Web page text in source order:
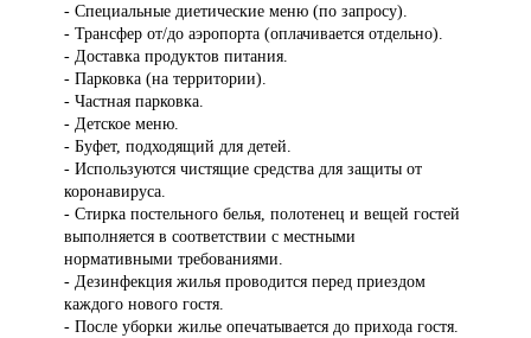
- Специальные диетические меню (по запросу).
- Трансфер от/до аэропорта (оплачивается отдельно).
- Доставка продуктов питания.
- Парковка (на территории).
- Частная парковка.
- Детское меню.
- Буфет, подходящий для детей.
- Используются чистящие средства для защиты от
коронавируса.
- Стирка постельного белья, полотенец и вещей гостей
выполняется в соответствии с местными
нормативными требованиями.
- Дезинфекция жилья проводится перед приездом
каждого нового гостя.
- После уборки жилье опечатывается до прихода гостя.